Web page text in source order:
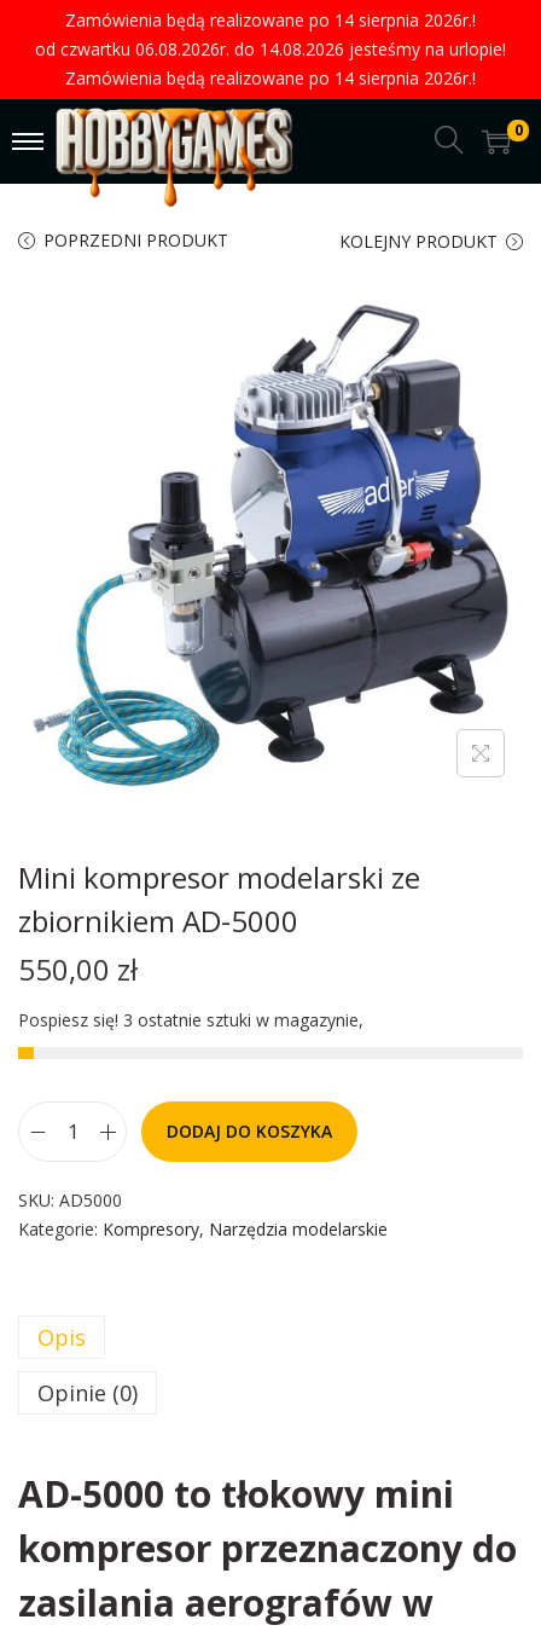
Zamówienia będą realizowane po 14 sierpnia 2026r.!
od czwartku 06.08.2026r. do 14.08.2026 jesteśmy na urlopie!
Zamówienia będą realizowane po 14 sierpnia 2026r.!
0
POPRZEDNI PRODUKT KOLEJNY PRODUKT
Mini kompresor modelarski ze
zbiornikiem AD-5000
550,00 zł
Pospiesz się! 3 ostatnie sztuki w magazynie,
DODAJ DO KOSZYKA
SKU: AD5000
Kategorie: Kompresory, Narzędzia modelarskie
Opis
Opinie (0)
AD-5000 to tłokowy mini
kompresor przeznaczony do
zasilania aerografów w